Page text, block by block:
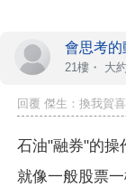
會思考的
21樓・ 大
回覆 傑生：換我賀
石油"融券"的操
就像一般股票一